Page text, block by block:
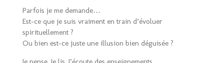
Parfois je me demande…
Est-ce que je suis vraiment en train d’évoluer
spirituellement ?
Ou bien est-ce juste une illusion bien déguisée ?